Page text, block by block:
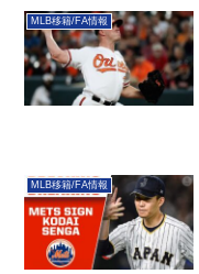
MLB移籍/FA情報
MLB移籍/FA情報